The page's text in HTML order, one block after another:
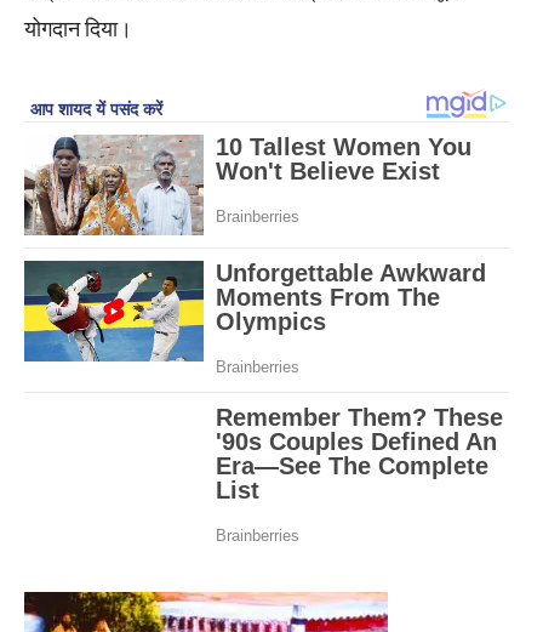
योगदान दिया।